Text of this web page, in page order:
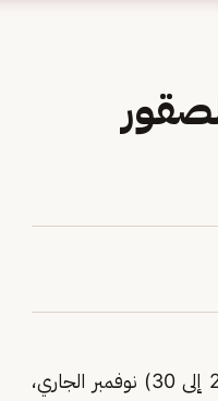
2025 خلال الفترة من (23 إلى 30) نوفمبر الجاري،